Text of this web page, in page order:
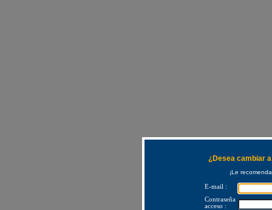
¿Desea cambiar
¡Le
E-mail :
Contraseña
acceso :